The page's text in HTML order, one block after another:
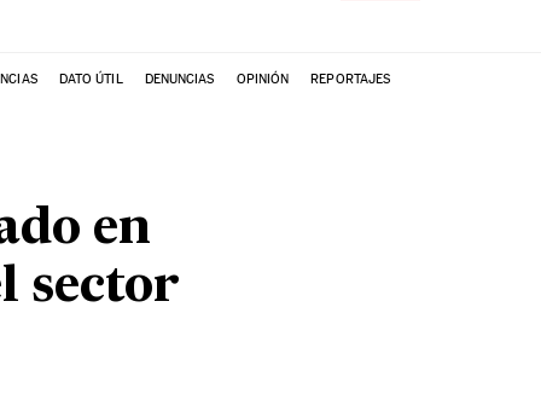
DATO ÚTIL DENUNCIAS OPINIÓN REPORTAJES
en
sector